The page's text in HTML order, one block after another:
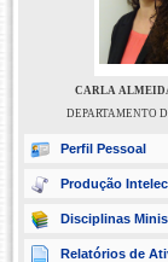
CARLA
DEPARTAMENTO
Perfil Pessoal
Produção
Disciplinas
Relatórios de